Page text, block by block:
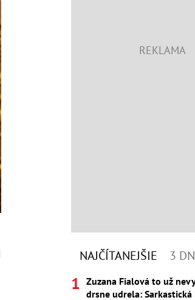
NAJČÍTANEJŠIE 3
Zuzana Fialová to už
drsne udrela: Sarkastická